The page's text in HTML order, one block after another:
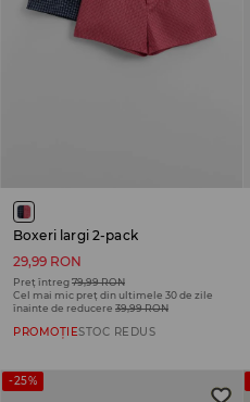
Boxeri largi 2-pack
29,99 RON
Preț întreg79,99 RON
Cel mai mic preț din ultimele 30 de zile
înainte de reducere 39,99 RON
PROMOȚIESTOC REDUS
-25%